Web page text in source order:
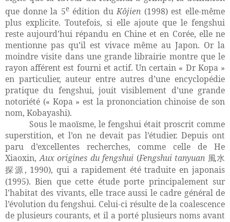
que donne la 5eédition duKôjien (1998) est elle-même
plus explicite. Toutefois, si elle ajoute que le fengshui
reste aujourd’hui répandu en Chine et en Corée, elle ne
mentionne pas qu’il est vivace même au Japon. Or la
moindre visite dans une grande librairie montre que le
rayon afférent est fourni et actif. Un certain « Dr Kopa »
en particulier, auteur entre autres d’une encyclopédie
pratique du fengshui, jouit visiblement d’une grande
notoriété (« Kopa » est la prononciation chinoise de son
nom, Kobayashi).
Sous le maoïsme, le fengshui était proscrit comme
superstition, et l’on ne devait pas l’étudier. Depuis ont
paru d’excellentes recherches, comme celle de He
Xiaoxin,Aux origines du fengshui (Fengshui tanyuan 風水
探源 , 1990), qui a rapidement été traduite en japonais
(1995). Bien que cette étude porte principalement sur
l’habitat des vivants, elle trace aussi le cadre général de
l’évolution du fengshui. Celui-ci résulte de la coalescence
de plusieurs courants, et il a porté plusieurs noms avant